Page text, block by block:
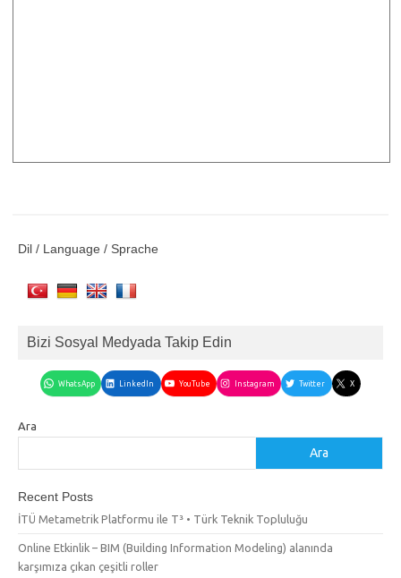
Dil / Language / Sprache
Bizi Sosyal Medyada Takip Edin
WhatsApp LinkedIn YouTube Instagram Twitter X
Ara
Ara
Recent Posts
İTÜ Metametrik Platformu ile T³ • Türk Teknik Topluluğu
Online Etkinlik – BIM (Building Information Modeling) alanında
karşımıza çıkan çeşitli roller